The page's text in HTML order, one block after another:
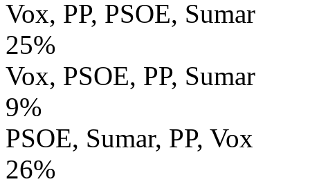
Vox, PP, PSOE, Sumar
25%
Vox, PSOE, PP, Sumar
9%
PSOE, Sumar, PP, Vox
26%